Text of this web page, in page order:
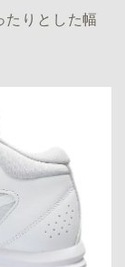
たりとした幅